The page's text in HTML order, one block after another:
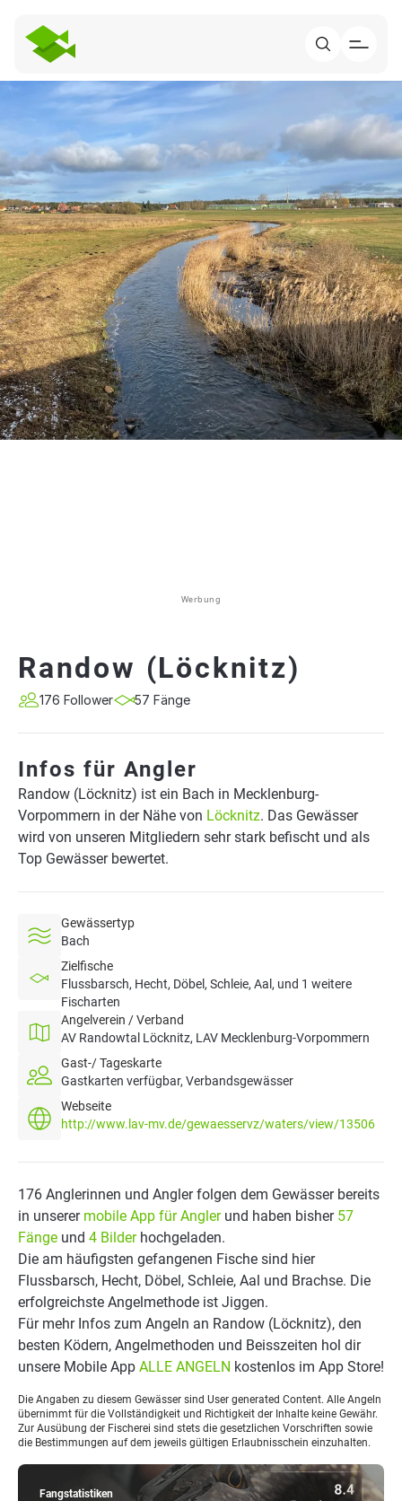
Werbung
Randow (Löcknitz)
176 Follower 57 Fänge
Infos für Angler
Randow (Löcknitz) ist ein Bach in Mecklenburg-
Vorpommern in der Nähe von Löcknitz. Das Gewässer
wird von unseren Mitgliedern sehr stark befischt und als
Top Gewässer bewertet.
Gewässertyp
Bach
Zielfische
Flussbarsch, Hecht, Döbel, Schleie, Aal, und 1 weitere
Fischarten
Angelverein / Verband
AV Randowtal Löcknitz, LAV Mecklenburg-Vorpommern
Gast-/ Tageskarte
Gastkarten verfügbar, Verbandsgewässer
Webseite
http://www.lav-mv.de/gewaesservz/waters/view/13506
Fangstatistiken
176 Anglerinnen und Angler folgen dem Gewässer bereits
in unserer mobile App für Anglerund haben bisher 57
Fänge und 4 Bilderhochgeladen.
Die am häufigsten gefangenen Fische sind hier
Flussbarsch, Hecht, Döbel, Schleie, Aal und Brachse. Die
erfolgreichste Angelmethode ist Jiggen.
Für mehr Infos zum Angeln an Randow (Löcknitz), den
besten Ködern, Angelmethoden und Beisszeiten hol dir
unsere Mobile App ALLE ANGELN kostenlos im App Store!
Die Angaben zu diesem Gewässer sind User generated Content. Alle Angeln
übernimmt für die Vollständigkeit und Richtigkeit der Inhalte keine Gewähr.
Zur Ausübung der Fischerei sind stets die gesetzlichen Vorschriften sowie
die Bestimmungen auf dem jeweils gültigen Erlaubnisschein einzuhalten.